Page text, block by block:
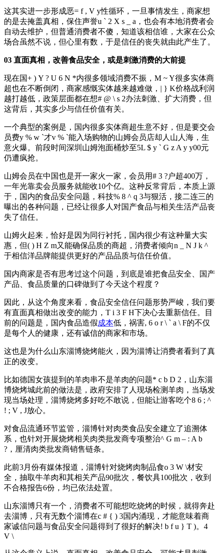
这其实进一步形成恶= f , V y性循环，一旦事情发生，商家想
的是去掩盖真相，保住声誉u ` 2 X s _ a ，也会有本地消费者会
自动去维护，但普通消费者不傻，知道该相信谁，大家在公众
场合虽然不说，但心里有数，于是信任的丧失就由此产生了。
03 直面真相，改善食品安全，或是刺激消费的大前提
现在国+ ) Y ? U 6 N *内很多领域消费不振， M ~ Y很多实体商
超也在不断倒闭，商家感慨实体越来越难做， | } K价格战利润
越打越低，政策层面都在想# @ \ s 2办法刺激、扩大消费，但
这背后，其实多少与信任价值有关。
一个典型的案例是，国内很多实体商超生意不好，但是要交会
员费y % w `才v % `能入场购物的山姆会员店却人山人海，生
意火爆。前段时间深圳山姆泡面桶炒至5L $ y ` G z A y y00元
仍遭疯抢。
山姆会员在中国也是开一家火一家，会员用# 3 ?户超400万，
一年光靠卖会员服务就能收10个亿。这种反常背后，本质上源
于，国内的食品安全问题，科技% 8 ^ q 3与狠活，接二连三的
曝出的各种问题，已经让很多人对国产食品与相关生活产品丧
失了信任。
山姆火起来，恰好是因为同行衬托，国内很少有这种量大实
惠，但( ) H Z m又能确保品质的商超，消费者倾向n _ N J k ^
于相信洋品牌能提供更好的产品品质与信任价值。
国内商家是否有思考过这个问题，到底是谁把食品安全、国产
产品、食品质量的口碑做到了今天这个程度？
因此，从这个角度来看，食品安全信任问题形势严峻，我们要
有直面真相做出改变的能力， T i 3 F H下决心去重新信任。目
前的问题是，国内食品造假成本低，祸害, 6 o r \ ` a \ F的不仅
是每个人的健康，还有诚信的商家和市场。
这也是为什么山东淄博烧烤能火，因为淄博让消费者看到了真
正的改变。
比如德国女孩提到的羊肉串不是羊肉的问题* c b D 2 ，山东淄
博烧烤城此前的做法是，政府安排了人现场检测羊肉，当场发
现当场处理，淄博烧烤多好吃不敢说，但能让游客吃个8 6 ; ^
! ; V , J放心。
对食品流通环节监管，淄博针对肉类食品安全建立了追溯体
系，也针对开展烧烤相关肉类批发商专项整治^ G m – : A b
? ，厘清肉类批发商销售链条。
此前3月份有媒体报道，淄博针对烧烤肉制品食o 3 W \材安
全，抽取牛羊肉和其相关产品90批次，餐饮具100批次，收到
不合格报告6份，均已依法处置。
山东淄博只有一个，消费者不可能想吃烧烤的时候，就得奔赴
去淄博，只有无数个淄博在c # { ) 3国内涌现，才能意味着商
家诚信问题与食品安全问题得到了很好的解决! b f u } T )。 4
V \